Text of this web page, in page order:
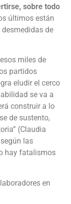
sobre todo
últimos están
de
miles de
partidos
eludir el cerco
se va a
construir a lo
de sustento,
(Claudia
las
hay fatalismos
en